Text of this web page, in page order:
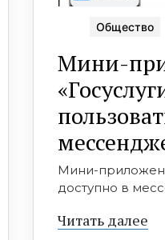
Общество
Мини-
Мини-
доступно в
Читать далее